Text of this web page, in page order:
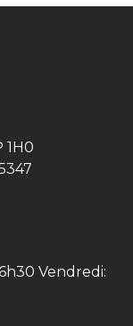
1H0
Vendredi: